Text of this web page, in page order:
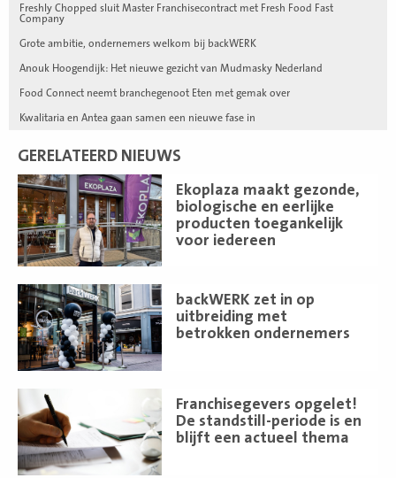
Freshly Chopped sluit Master Franchisecontract met Fresh Food Fast
Company
Grote ambitie, ondernemers welkom bij backWERK
Anouk Hoogendijk: Het nieuwe gezicht van Mudmasky Nederland
Food Connect neemt branchegenoot Eten met gemak over
Kwalitaria en Antea gaan samen een nieuwe fase in
GERELATEERD NIEUWS
Ekoplaza maakt gezonde,
biologische en eerlijke
producten toegankelijk
voor iedereen
Lees
meer
backWERK zet in op
uitbreiding met
betrokken ondernemers
Lees
meer
Franchisegevers opgelet!
De standstill-periode is en
blijft een actueel thema
Lees
meer